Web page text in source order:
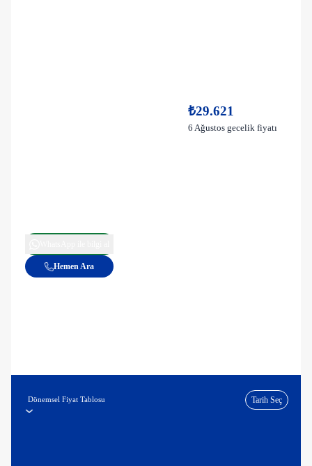
₺29.621
6 Ağustos gecelik fiyatı
Hemen Ara
Dönemsel Fiyat Tablosu Tarih Seç